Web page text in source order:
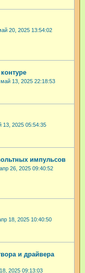
20, 2025 13:54:02
13, 2025 22:18:53
13, 2025 05:54:35
импульсов
26, 2025 09:40:52
18, 2025 10:40:50
и драйвера
2025 09:13:03